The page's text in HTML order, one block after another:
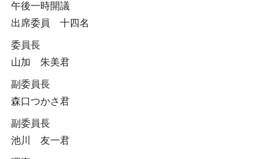
午後一時開議
出席委員 十四名
委員長
山加 朱美君
副委員長
森口つかさ君
副委員長
池川 友一君